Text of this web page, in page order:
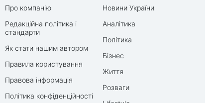
Про компанію
Редакційна політика і
стандарти
Як стати нашим автором
Правила користування
Правова інформація
Політика конфіденційності
Новини України
Аналітика
Політика
Бізнес
Життя
Розваги